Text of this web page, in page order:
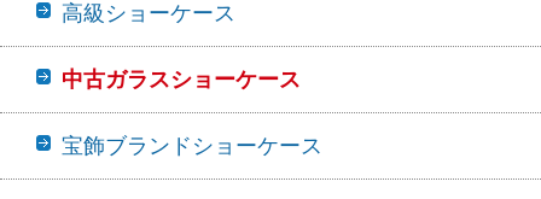
高級ショーケース
中古ガラスショーケース
宝飾ブランドショーケース